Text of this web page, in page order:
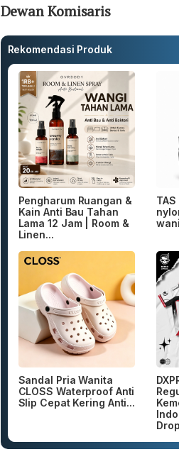
Dewan Komisaris
Rekomendasi Produk
Pengharum Ruangan &
Kain Anti Bau Tahan
Lama 12 Jam | Room &
Linen...
Sandal Pria Wanita
CLOSS Waterproof Anti
Slip Cepat Kering Anti...